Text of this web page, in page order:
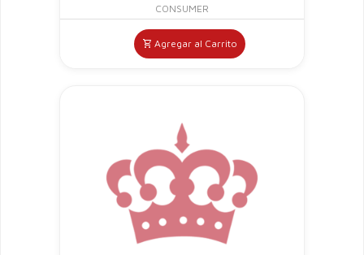
CONSUMER
Agregar al Carrito